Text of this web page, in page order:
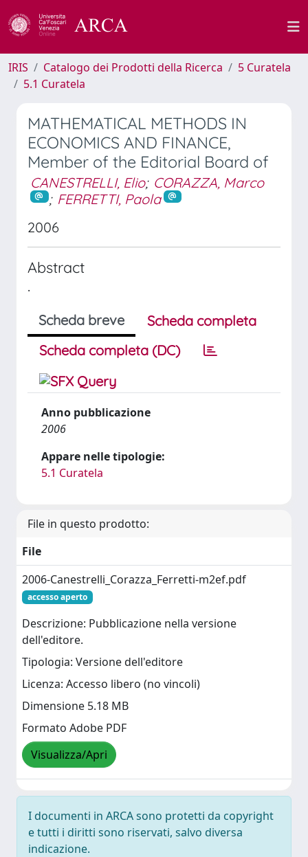
IRIS Catalogo dei Prodotti della Ricerca
5 Curatela
5.1 Curatela
MATHEMATICAL METHODS IN
ECONOMICS AND FINANCE,
Member of the Editorial Board of
CANESTRELLI, Elio; CORAZZA, Marco
; FERRETTI, Paola
2006
Abstract
.
Scheda breve
Scheda completa
Scheda completa (DC)
Anno pubblicazione
2006
Appare nelle tipologie:
5.1 Curatela
File in questo prodotto:
File
2006-Canestrelli_Corazza_Ferretti-m2ef.pdf
accesso aperto
Descrizione: Pubblicazione nella versione
dell'editore.
Tipologia: Versione dell'editore
Licenza: Accesso libero (no vincoli)
Dimensione 5.18 MB
Formato Adobe PDF
Visualizza/Apri
I documenti in ARCA sono protetti da copyright
e tutti i diritti sono riservati, salvo diversa
indicazione.